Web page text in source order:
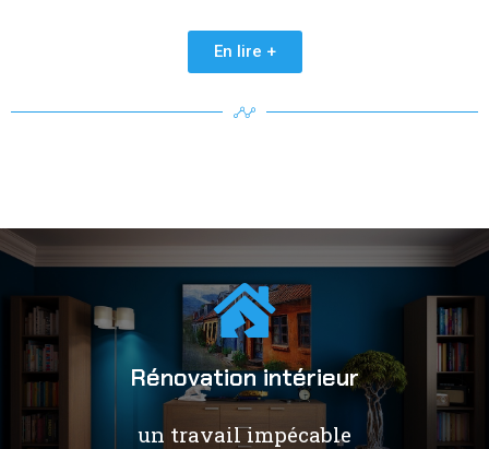
En lire +
Rénovation intérieur
un travail impécable